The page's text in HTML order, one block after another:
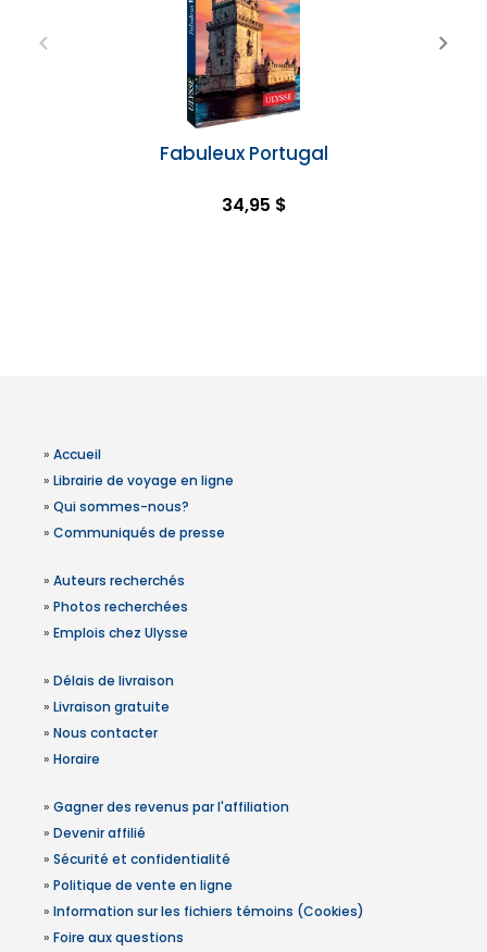
Fabuleux Portugal
34,95 $
» Accueil
» Librairie de voyage en ligne
» Qui sommes-nous?
» Communiqués de presse
» Auteurs recherchés
» Photos recherchées
» Emplois chez Ulysse
» Délais de livraison
» Livraison gratuite
» Nous contacter
» Horaire
» Gagner des revenus par l'affiliation
» Devenir affilié
» Sécurité et confidentialité
» Politique de vente en ligne
» Information sur les fichiers témoins (Cookies)
» Foire aux questions